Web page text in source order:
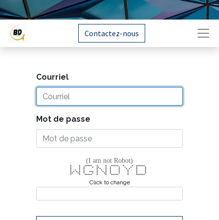
Contactez-nous
Courriel
Mot de passe
(I am not Robot)
* * ***** * * ***** * * ******
* * * * ** * * * * * * *
* * * * * * * * * * * *
* * * * * * * * * * * *
* * * * * *** * * * * * * * *
** ** * * * ** * * * * *
* * ***** * * ***** * ******
Click to change